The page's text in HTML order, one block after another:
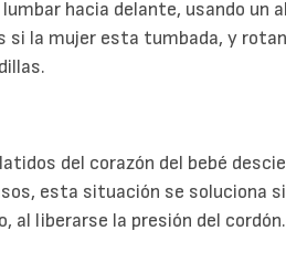
hacia delante, usando un
si la mujer esta tumbada, y
del corazón del bebé
esta situación se soluciona
al liberarse la presión del cordón.